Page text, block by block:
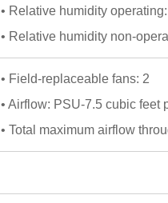
• Relative humidity
• Relative humidity non-
• Field-replaceable fans: 2
• Airflow: PSU-7.5 cubic feet
• Total maximum airflow